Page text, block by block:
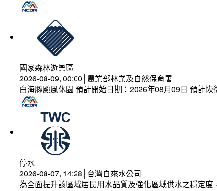
國家森林遊樂區
2026-08-09, 00:00│農業部林業及自然保育署
白海豚颱風休園 預計開始日期：2026年08月09日 預計
停水
2026-08-07, 14:28│台灣自來水公司
為全面提升該區域居民用水品質及強化區域供水之穩定